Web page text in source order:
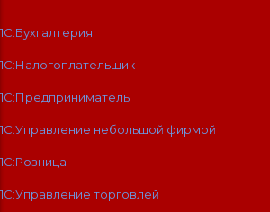
1С:Бухгалтерия
1С:Налогоплательщик
1С:Предприниматель
1С:Управление небольшой фирмой
1С:Розница
1С:Управление торговлей